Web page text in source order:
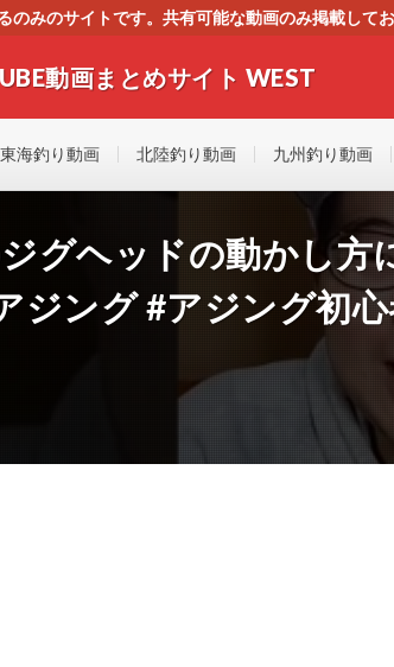
のみのサイトです。共有可能な動画のみ掲載し
動画まとめサイト WEST
東海釣り動画 北陸釣り動画 九州釣り動画
グヘッドの動かし方
ジング #アジング初